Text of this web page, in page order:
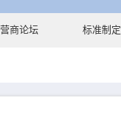
营商论坛 标准制定